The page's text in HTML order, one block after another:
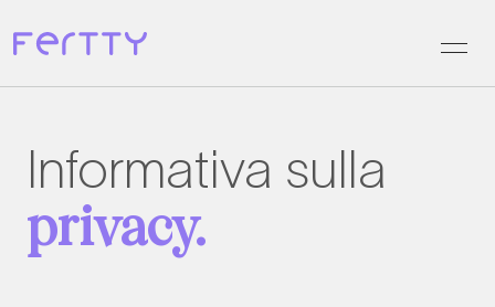
Informativa sulla
privacy.